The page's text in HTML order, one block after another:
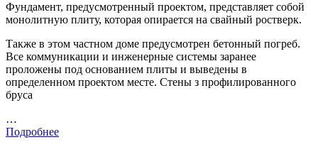
Фундамент, предусмотренный проектом, представляет собой
монолитную плиту, которая опирается на свайный ростверк.
Также в этом частном доме предусмотрен бетонный погреб.
Все коммуникации и инженерные системы заранее
проложены под основанием плиты и выведены в
определенном проектом месте. Стены з профилированного
бруса
…
Подробнее